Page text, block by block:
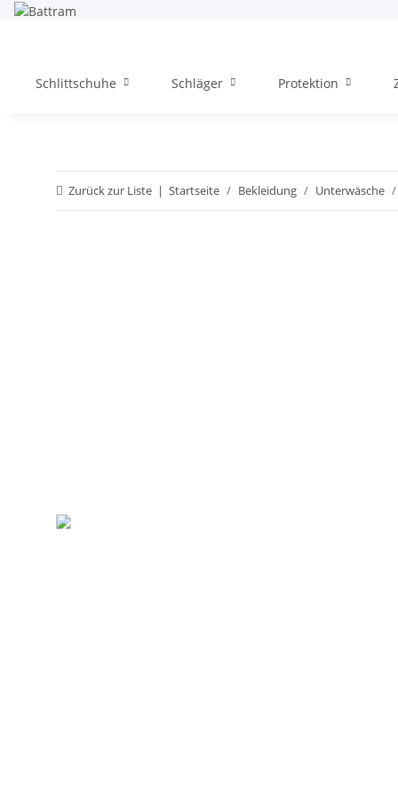
Schlittschuhe Schläger Protektion
Zurück zur Liste Startseite Bekleidung Unterwäsche